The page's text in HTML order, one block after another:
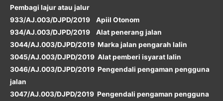
Pembagi lajur atau jalur
933/AJ.003/DJPD/2019 Apiil Otonom
934/AJ.003/DJPD/2019 Alat penerang jalan
3044/AJ.003/DJPD/2019 Marka jalan pengarah lalin
3045/AJ.003/DJPD/2019 Alat pemberi isyarat lalin
3046/AJ.003/DJPD/2019 Pengendali pengaman pengguna
jalan
3047/AJ.003/DJPD/2019 Pengendali pengaman pengguna